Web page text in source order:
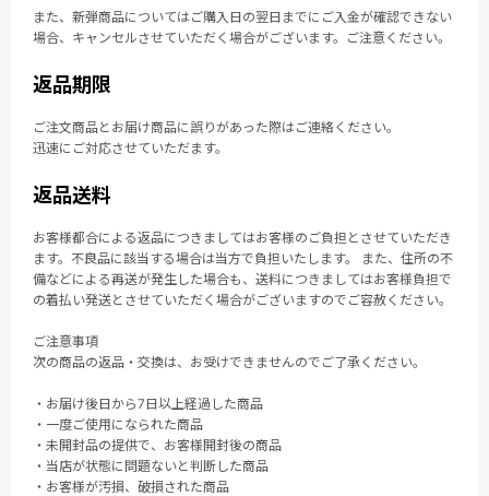
また、新弾商品についてはご購入日の翌日までにご入金が確認できない
場合、キャンセルさせていただく場合がございます。ご注意ください。
返品期限
ご注文商品とお届け商品に誤りがあった際はご連絡ください。
迅速にご対応させていただます。
返品送料
お客様都合による返品につきましてはお客様のご負担とさせていただき
ます。不良品に該当する場合は当方で負担いたします。 また、住所の不
備などによる再送が発生した場合も、送料につきましてはお客様負担で
の着払い発送とさせていただく場合がございますのでご容赦ください。
ご注意事項
次の商品の返品・交換は、お受けできませんのでご了承ください。
・お届け後日から7日以上経過した商品
・一度ご使用になられた商品
・未開封品の提供で、お客様開封後の商品
・当店が状態に問題ないと判断した商品
・お客様が汚損、破損された商品